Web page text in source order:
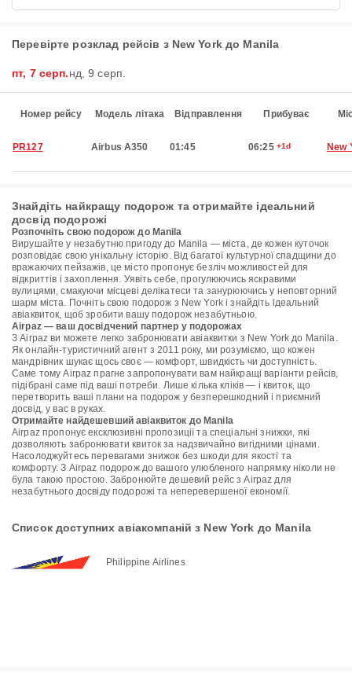
Перевірте розклад рейсів з New York до Manila
пт, 7 серп.нд, 9 серп.
Номер рейсу Модель літака Відправлення Прибуває
PR127 Airbus A350 01:45 06:25 +1d New
Знайдіть найкращу подорож та отримайте ідеальний
досвід подорожі
Розпочніть свою подорож до Manila
Вирушайте у незабутню пригоду до Manila — міста, де кожен куточок
розповідає свою унікальну історію. Від багатої культурної спадщини до
вражаючих пейзажів, це місто пропонує безліч можливостей для
відкриттів і захоплення. Уявіть себе, прогулюючись яскравими
вулицями, смакуючи місцеві делікатеси та занурюючись у неповторний
шарм міста. Почніть свою подорож з New York і знайдіть ідеальний
авіаквиток, щоб зробити вашу подорож незабутньою.
Airpaz — ваш досвідчений партнер у подорожах
З Airpaz ви можете легко забронювати авіаквитки з New York до Manila.
Як онлайн-туристичний агент з 2011 року, ми розуміємо, що кожен
мандрівник шукає щось своє — комфорт, швидкість чи доступність.
Саме тому Airpaz прагне запропонувати вам найкращі варіанти рейсів,
підібрані саме під ваші потреби. Лише кілька кліків — і квиток, що
перетворить ваші плани на подорож у безперешкодний і приємний
досвід, у вас в руках.
Отримайте найдешевший авіаквиток до Manila
Airpaz пропонує ексклюзивні пропозиції та спеціальні знижки, які
дозволяють забронювати квиток за надзвичайно вигідними цінами.
Насолоджуйтесь перевагами знижок без шкоди для якості та
комфорту. З Airpaz подорож до вашого улюбленого напрямку ніколи не
була такою простою. Забронюйте дешевий рейс з Airpaz для
незабутнього досвіду подорожі та неперевершеної економії.
Список доступних авіакомпаній з New York до Manila
Philippine Airlines